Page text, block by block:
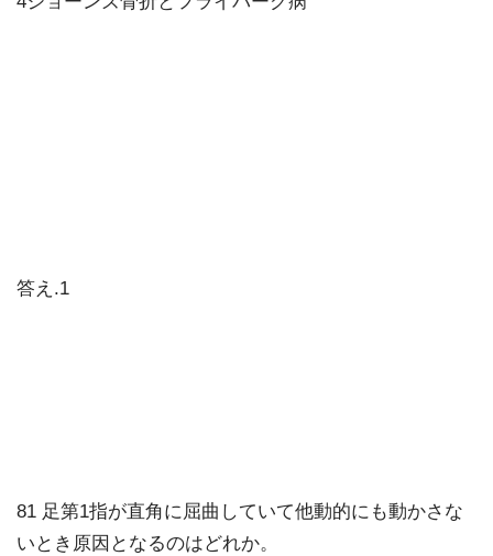
答え.1
81 足第1指が直角に屈曲していて他動的にも動かさな
いとき原因となるのはどれか。